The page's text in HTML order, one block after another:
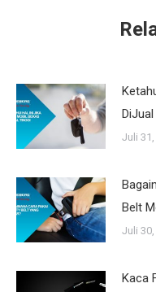
Juli
Belt
Juli
Kaca